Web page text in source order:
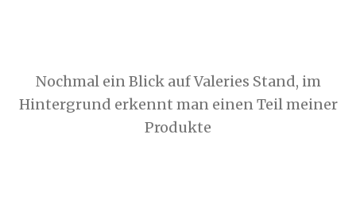
Nochmal ein Blick auf Valeries Stand, im
Hintergrund erkennt man einen Teil meiner
Produkte